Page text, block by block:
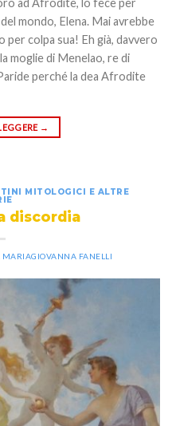
mondo, Elena. Mai avrebbe
per colpa sua! Eh già, davvero
moglie di Menelao, re di
perché la dea Afrodite
→
MITOLOGICI E ALTRE
discordia
MARIAGIOVANNA FANELLI